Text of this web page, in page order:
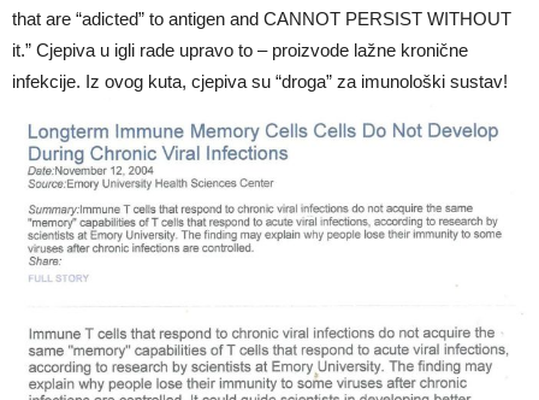
that are “adicted” to antigen and CANNOT PERSIST WITHOUT
it.” Cjepiva u igli rade upravo to – proizvode lažne kronične
infekcije. Iz ovog kuta, cjepiva su “droga” za imunološki sustav!